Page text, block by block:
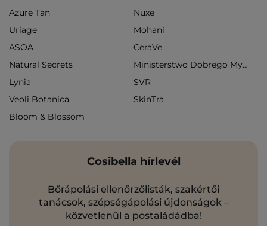
Azure Tan
Nuxe
Uriage
Mohani
ASOA
CeraVe
Natural Secrets
Ministerstwo Dobrego Mydła
Lynia
SVR
Veoli Botanica
SkinTra
Bloom & Blossom
Cosibella hírlevél
Bőrápolási ellenőrzőlisták, szakértői
tanácsok, szépségápolási újdonságok –
közvetlenül a postaládádba!